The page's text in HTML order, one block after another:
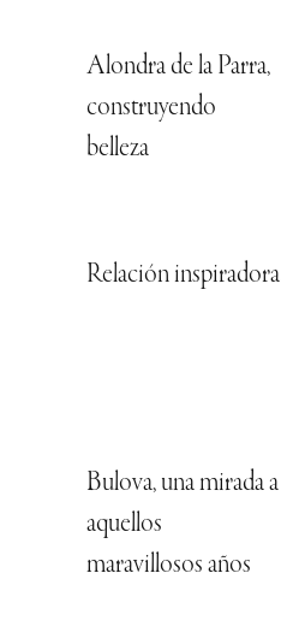
Alondra de la Parra,
construyendo
belleza
Relación inspiradora
Bulova, una mirada a
aquellos
maravillosos años